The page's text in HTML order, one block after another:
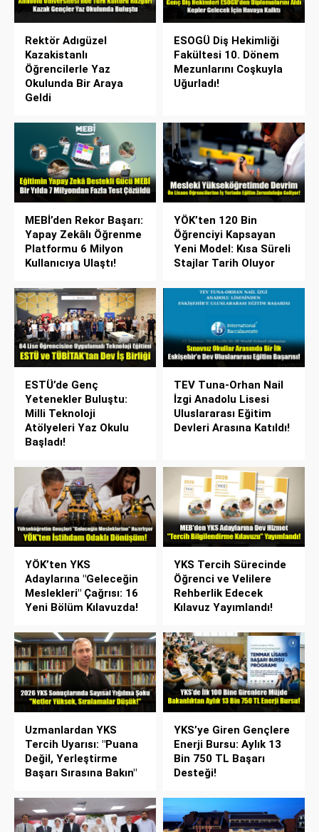
Rektör Adıgüzel
Kazakistanlı
Öğrencilerle Yaz
Okulunda Bir Araya
Geldi
ESOGÜ Diş Hekimliği
Fakültesi 10. Dönem
Mezunlarını Coşkuyla
Uğurladı!
MEBİ’den Rekor Başarı:
Yapay Zekâlı Öğrenme
Platformu 6 Milyon
Kullanıcıya Ulaştı!
YÖK’ten 120 Bin
Öğrenciyi Kapsayan
Yeni Model: Kısa Süreli
Stajlar Tarih Oluyor
ESTÜ’de Genç
Yetenekler Buluştu:
Milli Teknoloji
Atölyeleri Yaz Okulu
Başladı!
TEV Tuna-Orhan Nail
İzgi Anadolu Lisesi
Uluslararası Eğitim
Devleri Arasına Katıldı!
YÖK’ten YKS
Adaylarına "Geleceğin
Meslekleri" Çağrısı: 16
Yeni Bölüm Kılavuzda!
YKS Tercih Sürecinde
Öğrenci ve Velilere
Rehberlik Edecek
Kılavuz Yayımlandı!
Uzmanlardan YKS
Tercih Uyarısı: "Puana
Değil, Yerleştirme
Başarı Sırasına Bakın"
YKS’ye Giren Gençlere
Enerji Bursu: Aylık 13
Bin 750 TL Başarı
Desteği!